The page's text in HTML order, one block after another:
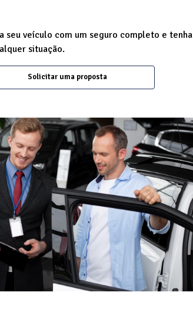
seu veículo com um seguro completo e tenha
situação.
Solicitar uma proposta